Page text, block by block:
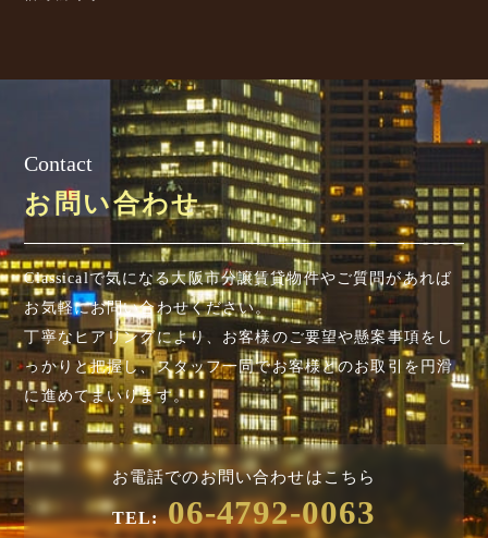
Contact
お問い合わせ
Classicalで気になる大阪市分譲賃貸物件やご質問があれば
お気軽にお問い合わせください。
丁寧なヒアリングにより、お客様のご要望や懸案事項を し
っかりと把握し、スタッフ一同でお客様とのお取引を円滑
に進めてまいります。
お電話でのお問い合わせはこちら
TEL: 06-4792-0063